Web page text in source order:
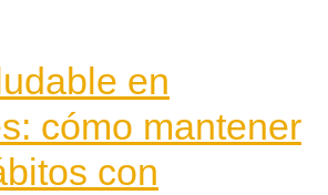
en
cómo mantener
con